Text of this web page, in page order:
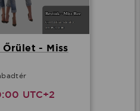
- Miss
UTC+2